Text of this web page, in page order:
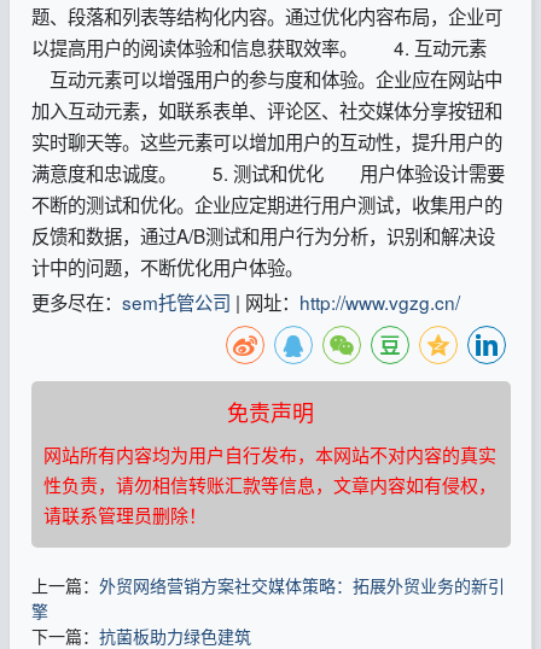
题、段落和列表等结构化内容。通过优化内容布局，企业可
以提高用户的阅读体验和信息获取效率。 4. 互动元素
互动元素可以增强用户的参与度和体验。企业应在网站中
加入互动元素，如联系表单、评论区、社交媒体分享按钮和
实时聊天等。这些元素可以增加用户的互动性，提升用户的
满意度和忠诚度。 5. 测试和优化 用户体验设计需要
不断的测试和优化。企业应定期进行用户测试，收集用户的
反馈和数据，通过A/B测试和用户行为分析，识别和解决设
计中的问题，不断优化用户体验。
更多尽在： sem托管公司 | 网址： http://www.vgzg.cn/
免责声明
网站所有内容均为用户自行发布，本网站不对内容的真实
性负责，请勿相信转账汇款等信息，文章内容如有侵权，
请联系管理员删除！
上一篇： 外贸网络营销方案社交媒体策略：拓展外贸业务的新引
擎
下一篇： 抗菌板助力绿色建筑